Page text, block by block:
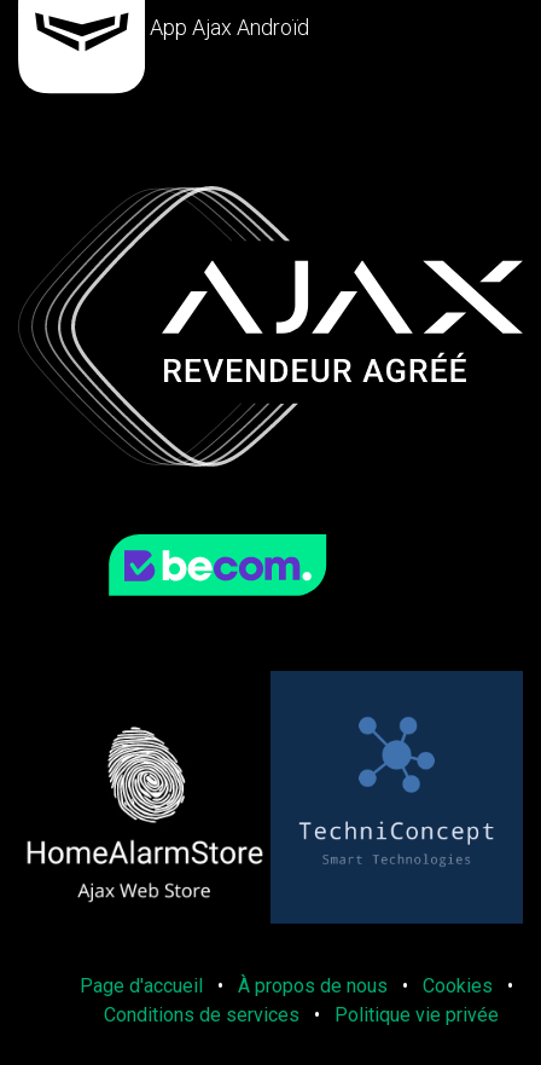
App Ajax Androïd
Page d'accueil • À propos de nous • Cookies
•
Conditions de services
• Politique vie privée